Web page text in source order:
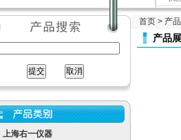
上海右一仪器
首页 > 产
产品